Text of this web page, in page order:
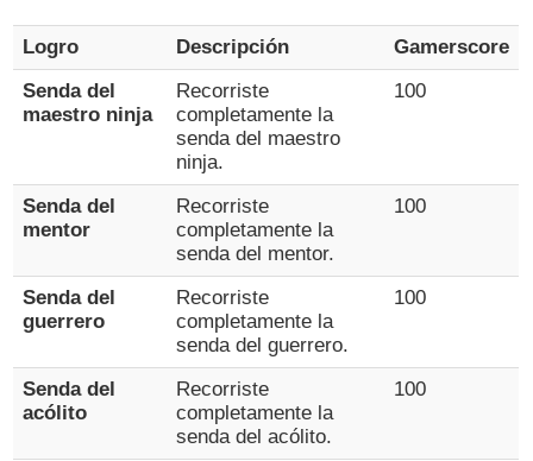
Logro Descripción
Gamerscore
Senda del
maestro ninja
Recorriste
completamente la
senda del maestro
ninja.
100
Senda del
mentor
Recorriste
completamente la
senda del mentor.
100
Senda del
guerrero
Recorriste
completamente la
senda del guerrero.
100
Senda del
acólito
Recorriste
completamente la
senda del acólito.
100